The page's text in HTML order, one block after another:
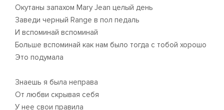
Окутаны запахом Mary Jean целый день
Заведи черный Range в пол педаль
И вспоминай вспоминай
Больше вспоминай как нам было тогда с тобой хорошо
Это подумала
Знаешь я была неправа
От любви скрывая себя
У нее свои правила